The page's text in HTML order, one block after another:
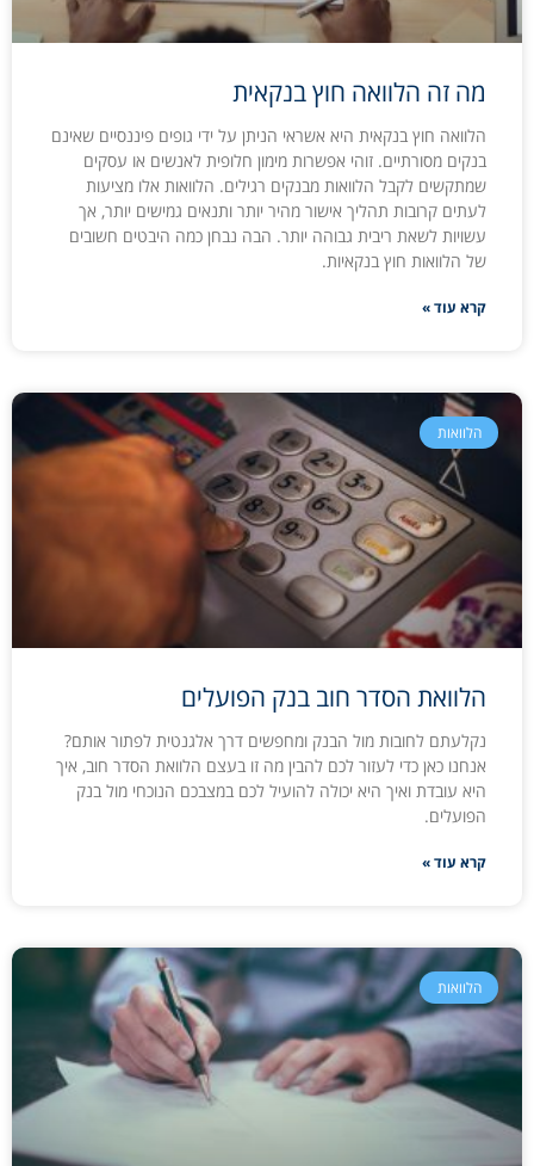
מה זה הלוואה חוץ בנקאית
הלוואה חוץ בנקאית היא אשראי הניתן על ידי גופים פיננסיים שאינם
בנקים מסורתיים. זוהי אפשרות מימון חלופית לאנשים או עסקים
שמתקשים לקבל הלוואות מבנקים רגילים. הלוואות אלו מציעות
לעתים קרובות תהליך אישור מהיר יותר ותנאים גמישים יותר, אך
עשויות לשאת ריבית גבוהה יותר. הבה נבחן כמה היבטים חשובים
של הלוואות חוץ בנקאיות.
קרא עוד »
הלוואות
הלוואת הסדר חוב בנק הפועלים
נקלעתם לחובות מול הבנק ומחפשים דרך אלגנטית לפתור אותם?
אנחנו כאן כדי לעזור לכם להבין מה זו בעצם הלוואת הסדר חוב, איך
היא עובדת ואיך היא יכולה להועיל לכם במצבכם הנוכחי מול בנק
הפועלים.
קרא עוד »
הלוואות